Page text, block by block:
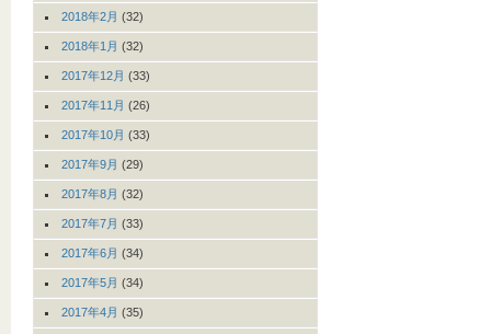
2018年2月 (32)
2018年1月 (32)
2017年12月 (33)
2017年11月 (26)
2017年10月 (33)
2017年9月 (29)
2017年8月 (32)
2017年7月 (33)
2017年6月 (34)
2017年5月 (34)
2017年4月 (35)